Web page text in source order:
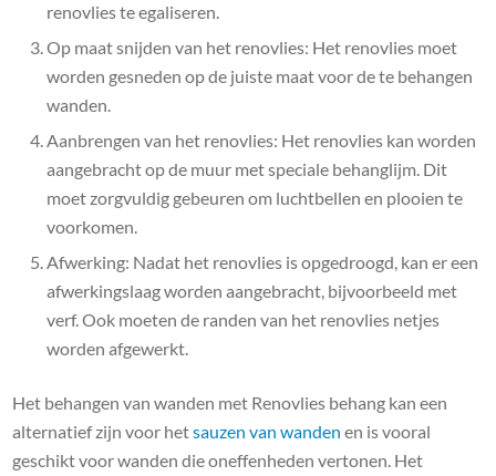
renovlies te egaliseren.
Op maat snijden van het renovlies: Het renovlies moet
worden gesneden op de juiste maat voor de te behangen
wanden.
Aanbrengen van het renovlies: Het renovlies kan worden
aangebracht op de muur met speciale behanglijm. Dit
moet zorgvuldig gebeuren om luchtbellen en plooien te
voorkomen.
Afwerking: Nadat het renovlies is opgedroogd, kan er een
afwerkingslaag worden aangebracht, bijvoorbeeld met
verf. Ook moeten de randen van het renovlies netjes
worden afgewerkt.
Het behangen van wanden met Renovlies behang kan een
alternatief zijn voor hetsauzen van wanden en is vooral
geschikt voor wanden die oneffenheden vertonen. Het